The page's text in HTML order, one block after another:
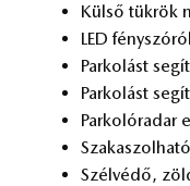
Kül­ső tük­rök
LED
Par­ko­lást
Par­ko­lást
Par­ko­ló­ra­dar
Szél­vé­dő,